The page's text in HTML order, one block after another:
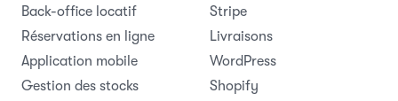
Back-office locatif
Réservations en ligne
Application mobile
Gestion des stocks
Stripe
Livraisons
WordPress
Shopify